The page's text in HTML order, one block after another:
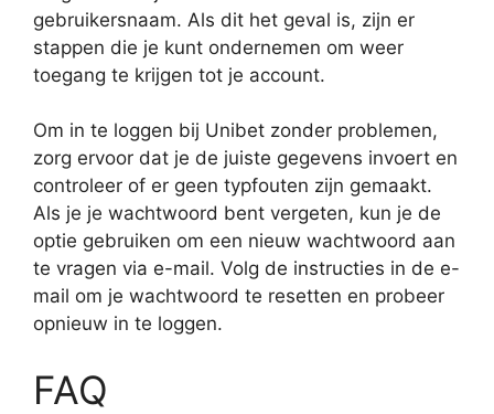
gebruikersnaam. Als dit het geval is, zijn er
stappen die je kunt ondernemen om weer
toegang te krijgen tot je account.
Om in te loggen bij Unibet zonder problemen,
zorg ervoor dat je de juiste gegevens invoert en
controleer of er geen typfouten zijn gemaakt.
Als je je wachtwoord bent vergeten, kun je de
optie gebruiken om een nieuw wachtwoord aan
te vragen via e-mail. Volg de instructies in de e-
mail om je wachtwoord te resetten en probeer
opnieuw in te loggen.
FAQ